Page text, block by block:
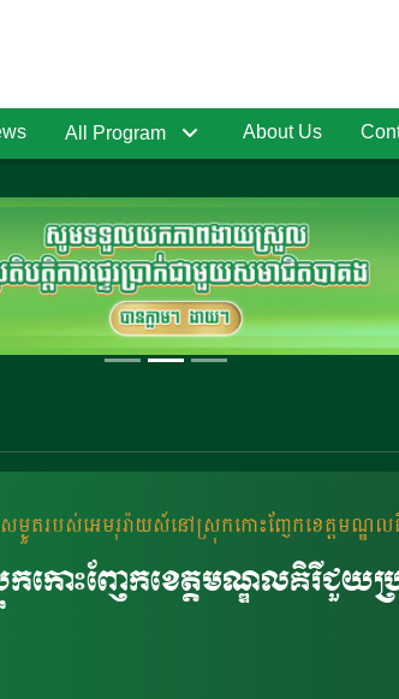
All Program About Us
សម្ងួតរបស់អេមរុរ៉ាយស៍នៅស្រុកកោះញែកខេត្តមណ្
កកោះញែកខេត្តមណ្ឌលគិរីជួ